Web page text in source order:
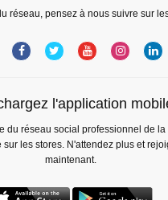
réseau, pensez à nous suivre sur
l'application
du réseau social professionnel de la
les stores. N'attendez plus et
maintenant.